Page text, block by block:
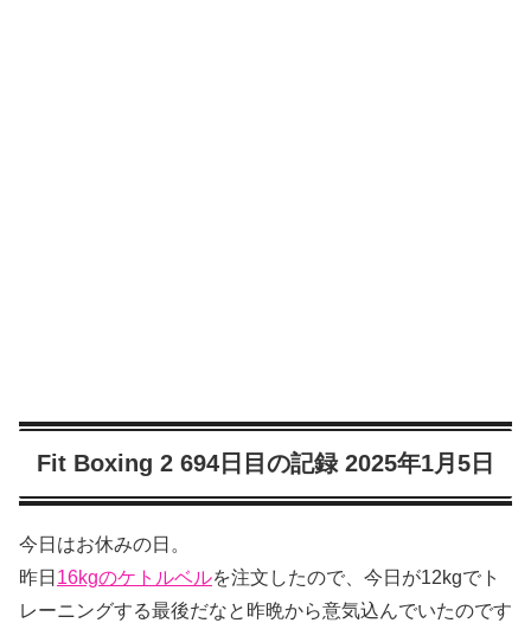
Fit Boxing 2 694日目の記録 2025年1月5日
今日はお休みの日。
昨日 16kgのケトルベルを注文したので、今日が12kgでト
レーニングする最後だなと昨晩から意気込んでいたのです